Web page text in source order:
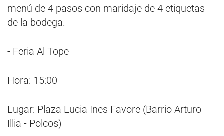
menú de 4 pasos con maridaje de 4 etiquetas
de la bodega.
- Feria Al Tope
Hora: 15:00
Lugar: Plaza Lucia Ines Favore (Barrio Arturo
Illia - Polcos)